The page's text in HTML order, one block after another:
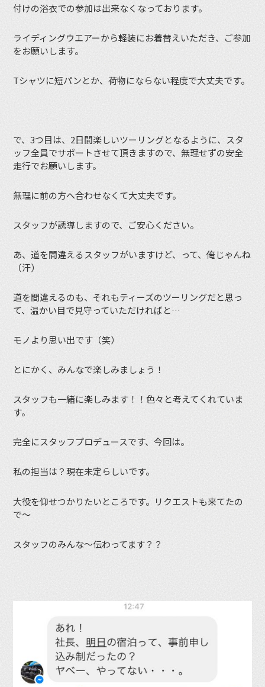
付けの浴衣での参加は出来なくなっております。
ライディングウエアーから軽装にお着替えいただき、ご参加
をお願いします。
Tシャツに短パンとか、荷物にならない程度で大丈夫です。
で、3つ目は、2日間楽しいツーリングとなるように、スタ
ッフ全員でサポートさせて頂きますので、無理せずの安全
走行でお願いします。
無理に前の方へ合わせなくて大丈夫です。
スタッフが誘導しますので、ご安心ください。
あ、道を間違えるスタッフがいますけど、って、俺じゃんね
（汗）
道を間違えるのも、それもティーズのツーリングだと思っ
て、温かい目で見守っていただければと…
モノより思い出です（笑）
とにかく、みんなで楽しみましょう！
スタッフも一緒に楽しみます！！色々と考えてくれていま
す。
完全にスタッフプロデュースです、今回は。
私の担当は？現在未定らしいです。
大役を仰せつかりたいところです。リクエストも来てたの
で〜
スタッフのみんな〜伝わってます？？